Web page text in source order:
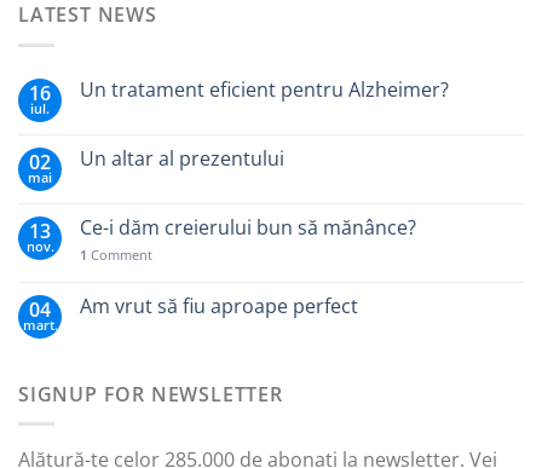
LATEST NEWS
16
iul.
Un tratament eficient pentru Alzheimer?
02
mai
Un altar al prezentului
13
nov.
Ce-i dăm creierului bun să mănânce?
1 Comment
04
mart.
Am vrut să fiu aproape perfect
SIGNUP FOR NEWSLETTER
Alătură-te celor 285.000 de abonați la newsletter. Vei